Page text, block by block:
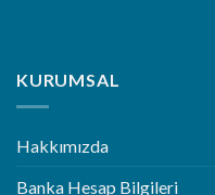
KURUMSAL
Hakkımızda
Banka Hesap Bilgileri